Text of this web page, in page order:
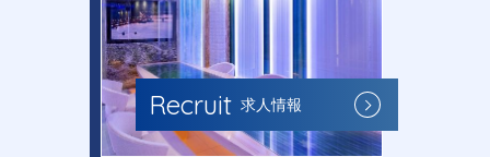
Recruit 求人情報